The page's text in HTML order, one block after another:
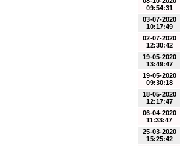
09:54:31
03-07-2020
10:17:49
02-07-2020
12:30:42
19-05-2020
13:49:47
19-05-2020
09:30:18
18-05-2020
12:17:47
06-04-2020
11:33:47
25-03-2020
15:25:42